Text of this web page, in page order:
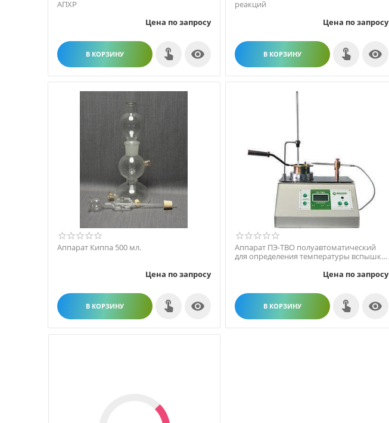
АПХР
Цена по запросу
В КОРЗИНУ 
реакций
Цена по запросу
В КОРЗИНУ 
Аппарат Киппа 500 мл.
Цена по запросу
В КОРЗИНУ 
Аппарат ПЭ-ТВО полуавтоматический
для определения температуры вспышки
Цена по запросу
В КОРЗИНУ 